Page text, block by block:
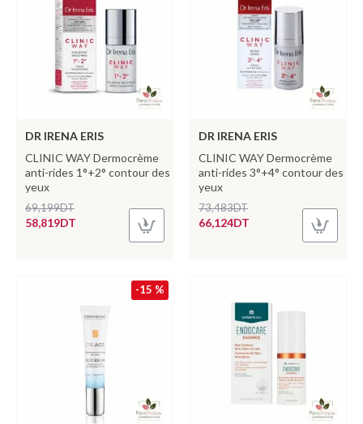
DR IRENA ERIS
CLINIC WAY Dermocrème
anti-rides 1°+2° contour des
yeux
58,819DT
69,199DT
DR IRENA ERIS
CLINIC WAY Dermocrème
anti-rides 3°+4° contour des
yeux
66,124DT
73,483DT
-15 %